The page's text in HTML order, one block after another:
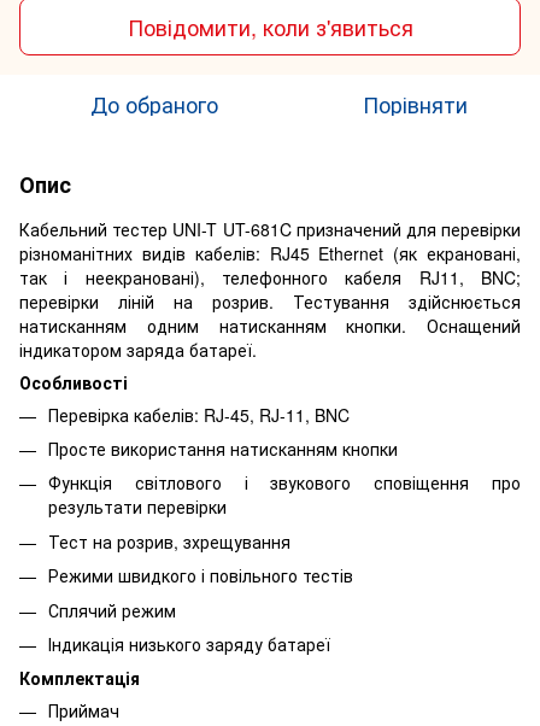
Повідомити, коли з'явиться
До обраного Порівняти
Опис
Кабельний тестер UNI-T UT-681C призначений для перевірки
різноманітних видів кабелів: RJ45 Ethernet (як екрановані,
так і неекрановані), телефонного кабеля RJ11, BNC;
перевірки ліній на розрив. Тестування здійснюється
натисканням одним натисканням кнопки. Оснащений
індикатором заряда батареї.
Особливості
Перевірка кабелів: RJ-45, RJ-11, BNC
Просте використання натисканням кнопки
Функція світлового і звукового сповіщення про
результати перевірки
Тест на розрив, зхрещування
Режими швидкого і повільного тестів
Сплячий режим
Індикація низького заряду батареї
Комплектація
Приймач